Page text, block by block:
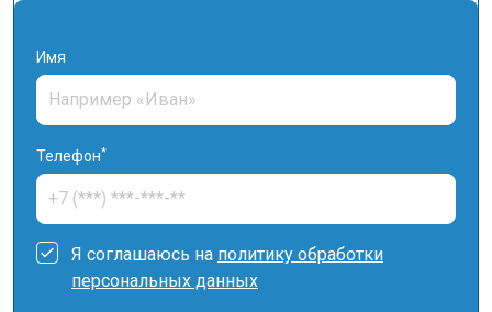
Имя
Телефон*
Я соглашаюсь на политику обработки
персональных данных